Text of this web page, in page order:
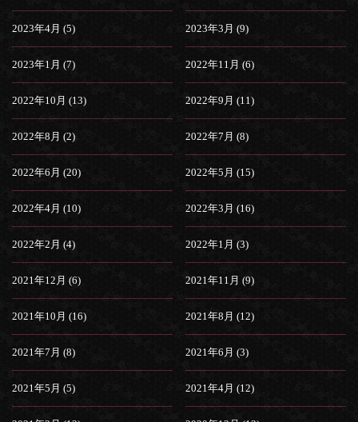
2023年4月 (5) 2023年3月 (9)
2023年1月 (7) 2022年11月 (6)
2022年10月 (13) 2022年9月 (11)
2022年8月 (2) 2022年7月 (8)
2022年6月 (20) 2022年5月 (15)
2022年4月 (10) 2022年3月 (16)
2022年2月 (4) 2022年1月 (3)
2021年12月 (6) 2021年11月 (9)
2021年10月 (16) 2021年8月 (12)
2021年7月 (8) 2021年6月 (3)
2021年5月 (5) 2021年4月 (12)